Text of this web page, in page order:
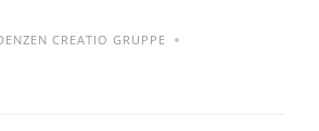
CREATIO GRUPPE